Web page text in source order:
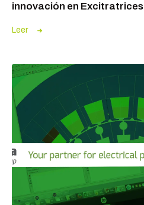
innovación en Excitratrices
Leer